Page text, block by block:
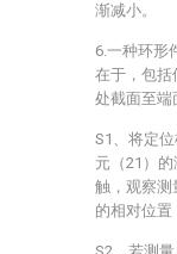
渐减小。
6.一种环形
在于，包括
处截面至端
S1、将定
元（21）
触，观察测
的相对位置